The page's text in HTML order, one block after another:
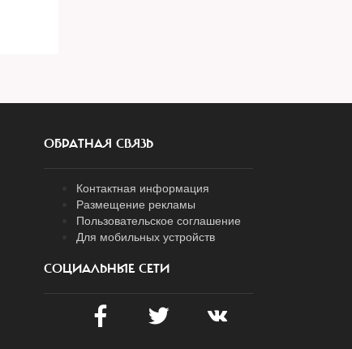
ОБРАТНАЯ СВЯЗЬ
Контактная информация
Размещение рекламы
Пользовательское соглашение
Для мобильных устройств
СОЦИАЛЬНЫЕ СЕТИ